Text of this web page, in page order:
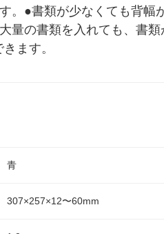
。●書類が少なくても背幅
量の書類を入れても、書類
ます。
青
307×257×12〜60mm